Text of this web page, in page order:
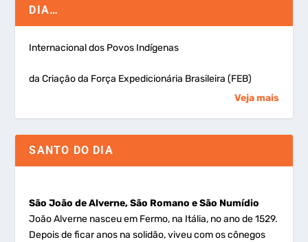
DIA…
Internacional dos Povos Indígenas
da Criação da Força Expedicionária Brasileira (FEB)
Veja mais
SANTO DO DIA
São João de Alverne, São Romano e São Numídio
João Alverne nasceu em Fermo, na Itália, no ano de 1529.
Depois de ficar anos na solidão, viveu com os cônegos